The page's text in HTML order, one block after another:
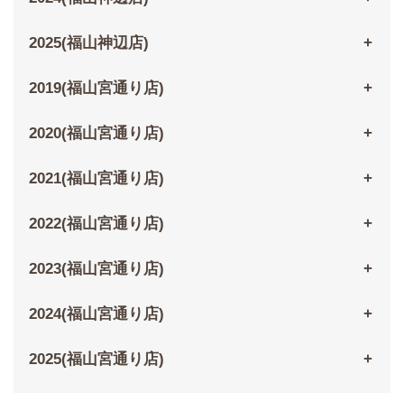
2025(福山神辺店)
2019(福山宮通り店)
2020(福山宮通り店)
2021(福山宮通り店)
2022(福山宮通り店)
2023(福山宮通り店)
2024(福山宮通り店)
2025(福山宮通り店)